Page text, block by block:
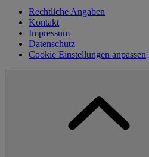
Rechtliche Angaben
Kontakt
Impressum
Datenschutz
Cookie Einstellungen anpassen